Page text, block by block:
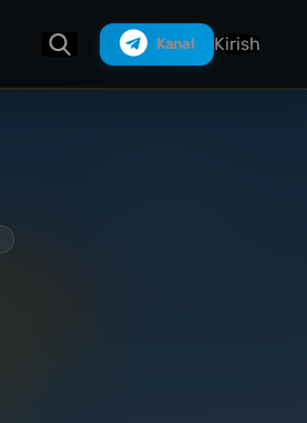
Kanal Kirish